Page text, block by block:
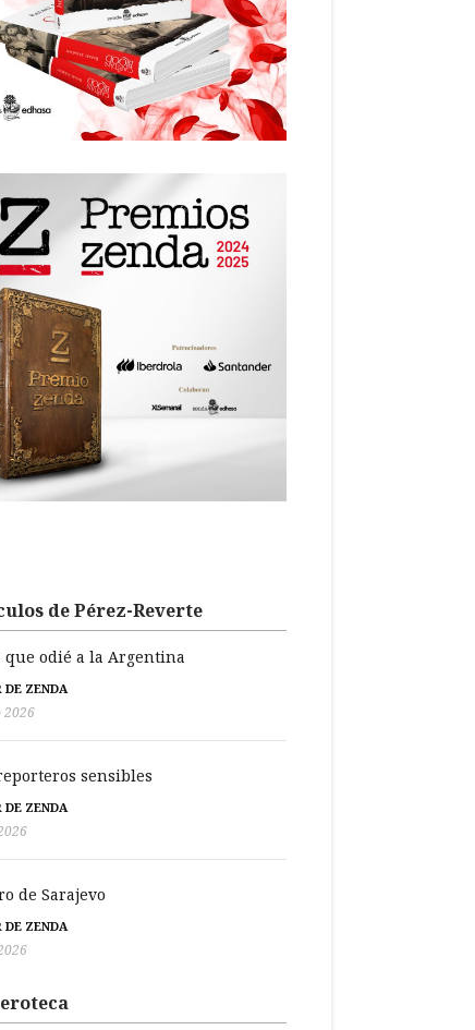
de Pérez-Reverte
que odié a la Argentina
DE ZENDA
2026
sensibles
DE ZENDA
de Sarajevo
DE ZENDA